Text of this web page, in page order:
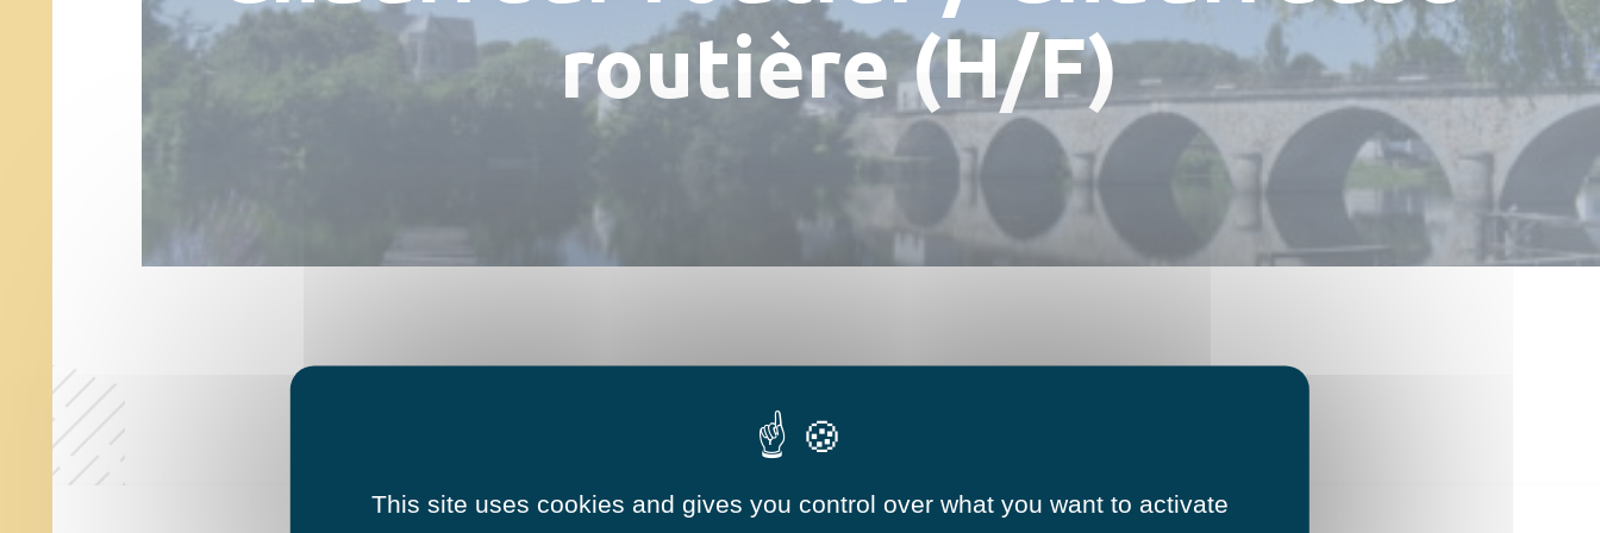
Numéros utiles
Réserver une salle
Hébergements
routière (H/F)
This site uses cookies and gives you control over what you want to activate